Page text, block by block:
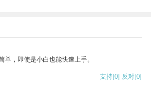
单，即使是小白也能快速上手。
支持[0] 反对[0]